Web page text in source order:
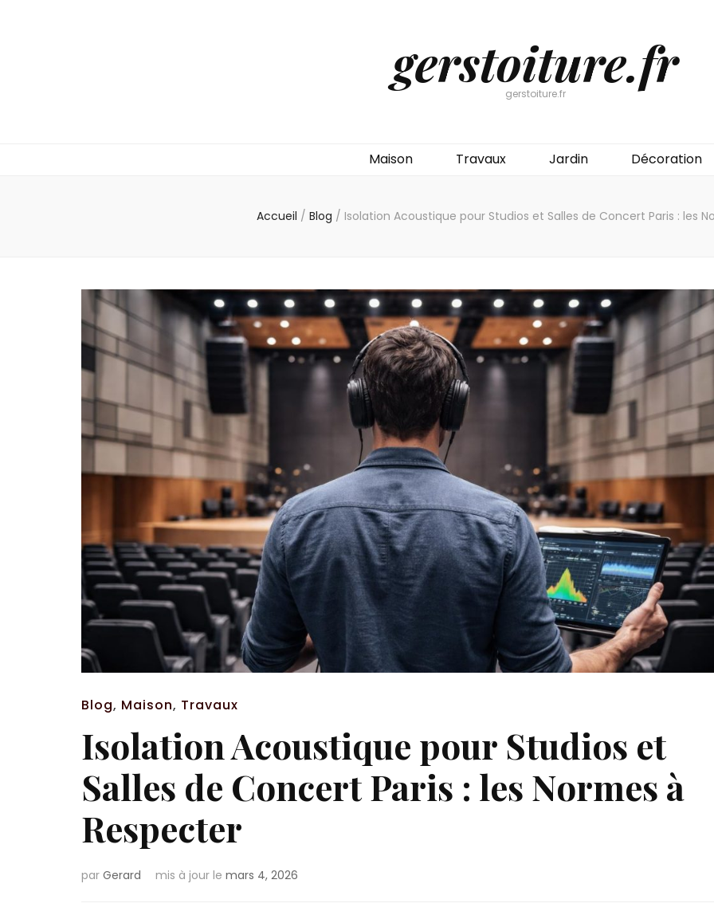
gerstoiture.fr
gerstoiture.fr
Maison Travaux Jardin Décoration
Accueil / Blog / Isolation Acoustique pour Studios et Salles de Concert Paris : les
Blog, Maison, Travaux
Isolation Acoustique pour Studios et
Salles de Concert Paris : les Normes à
Respecter
par Gerard mis à jour le mars 4, 2026